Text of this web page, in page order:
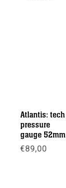
Atlantis: tech
pressure
gauge 52mm
€89,00